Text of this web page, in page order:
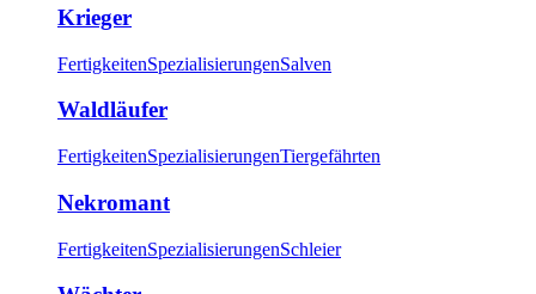
Krieger
FertigkeitenSpezialisierungenSalven
Waldläufer
FertigkeitenSpezialisierungenTiergefährten
Nekromant
FertigkeitenSpezialisierungenSchleier